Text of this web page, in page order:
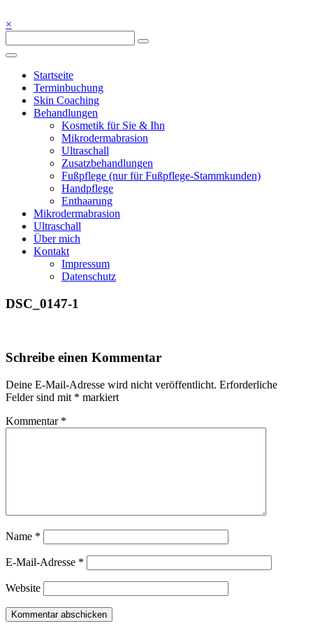
to
Blickpunkt Schönheit
Kosmetik – Fußpflege – Wellness – Ayurveda – 72213 Altensteig bei
Nagold
×
Blickpunkt Schönheit
Startseite
Terminbuchung
Skin Coaching
Behandlungen
Kosmetik für Sie & Ihn
Mikrodermabrasion
Ultraschall
Zusatzbehandlungen
Fußpflege (nur für Fußpflege-Stammkunden)
Handpflege
Enthaarung
Mikrodermabrasion
Ultraschall
Über mich
Kontakt
Impressum
Datenschutz
DSC_0147-1
Schreibe einen Kommentar
Deine E-Mail-Adresse wird nicht veröffentlicht. Erforderliche
Felder sind mit * markiert
Kommentar *
Name *
E-Mail-Adresse *
Website